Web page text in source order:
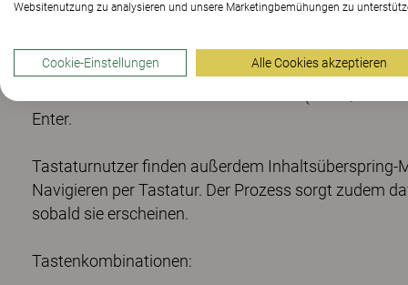
● Bedienung von Dropdown-Menüs mit den
● Aktivieren von Schaltflächen und Links mit Enter.
● Wechseln zwischen Auswahlfeldern (Radio/
Enter.
Tastaturnutzer finden außerdem Inhaltsüberspring-
Navigieren per Tastatur. Der Prozess sorgt zudem
sobald sie erscheinen.
Tastenkombinationen:
Websitenutzung zu analysieren und unsere Marketingbemühungen zu
Cookie-Einstellungen Alle Cookies akzeptieren